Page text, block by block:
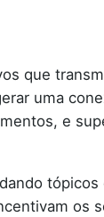
que
uma
e
os